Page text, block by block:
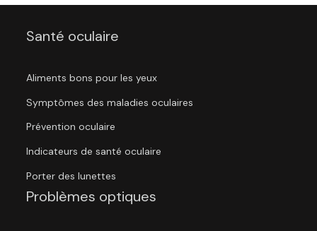
Santé oculaire
Aliments bons pour les yeux
Symptômes des maladies oculaires
Prévention oculaire
Indicateurs de santé oculaire
Porter des lunettes
Problèmes optiques